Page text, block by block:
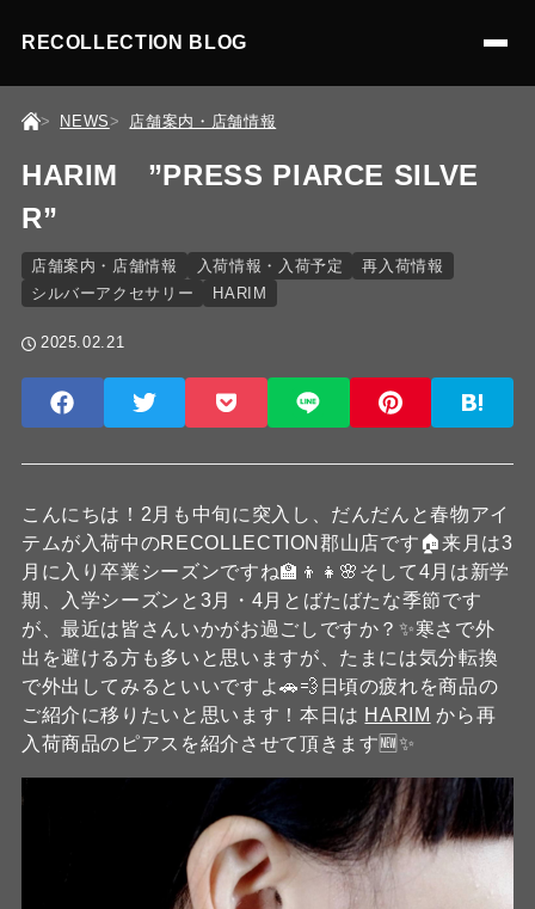
RECOLLECTION BLOG
NEWS 店舗案内・店舗情報
HARIM ”PRESS PIARCE SILVE
R”
店舗案内・店舗情報 入荷情報・入荷予定
再入荷情報
シルバーアクセサリー
HARIM
2025.02.21
こんにちは！2月も中旬に突入し、だんだんと春物アイ
テムが入荷中のRECOLLECTION郡山店です🏠️来月は3
月に入り卒業シーズンですね🏫👦👧🌸そして4月は新学
期、入学シーズンと3月・4月とばたばたな季節です
が、最近は皆さんいかがお過ごしですか？✨️寒さで外
出を避ける方も多いと思いますが、たまには気分転換
で外出してみるといいですよ🚗💨日頃の疲れを商品の
ご紹介に移りたいと思います！本日は HARIM から再
入荷商品のピアスを紹介させて頂きます🆕✨